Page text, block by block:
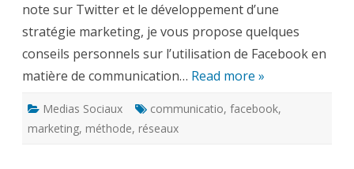
note sur Twitter et le développement d’une
stratégie marketing, je vous propose quelques
conseils personnels sur l’utilisation de Facebook en
matière de communication… Read more »
Medias Sociaux communicatio, facebook,
marketing, méthode, réseaux